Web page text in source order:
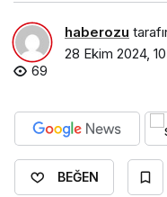
haberozu
28 Ekim 2024,
69
BEĞEN